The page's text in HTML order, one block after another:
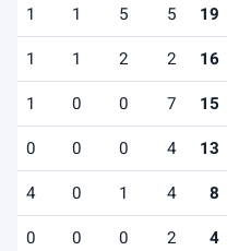
19
5
5
1
1
16
2
2
1
1
15
7
0
0
1
13
4
0
0
0
8
4
1
0
4
4
2
0
0
0